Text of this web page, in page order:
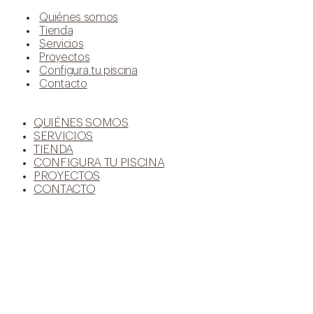
Quiénes somos
Tienda
Servicios
Proyectos
Configura tu piscina
Contacto
QUIÉNES SOMOS
SERVICIOS
TIENDA
CONFIGURA TU PISCINA
PROYECTOS
CONTACTO